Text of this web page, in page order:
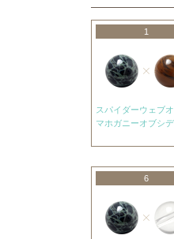
1
マホガニーオブシディ
6